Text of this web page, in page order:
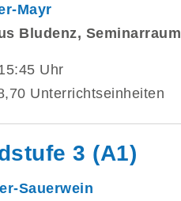
Mayr
Bludenz, Seminarraum
Uhr
Unterrichtseinheiten
3 (A1)
Sauerwein